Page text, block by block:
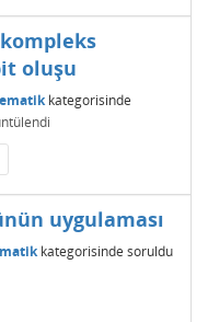
oluşu
kategorisinde
uygulaması
kategorisinde soruldu